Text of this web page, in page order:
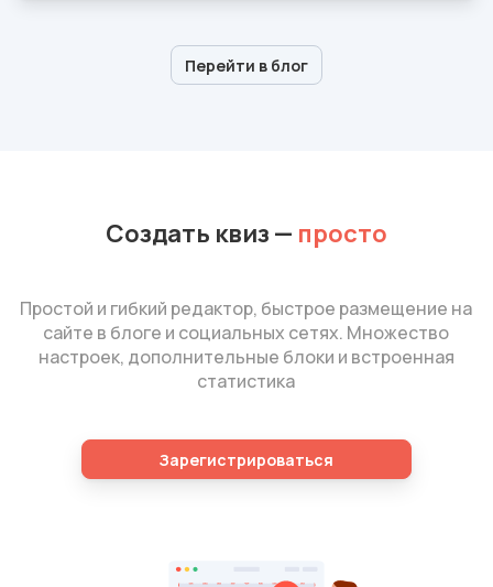
Перейти в блог
Создать квиз — просто
Простой и гибкий редактор, быстрое размещение на
сайте в блоге и социальных сетях. Множество
настроек, дополнительные блоки и встроенная
статистика
Зарегистрироваться